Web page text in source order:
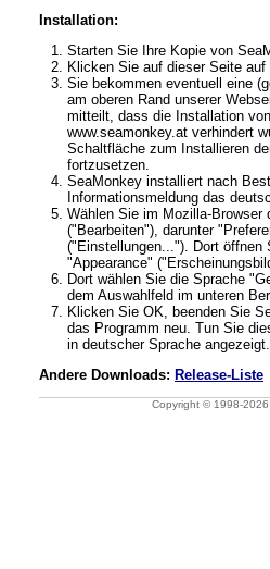
Installation:
Starten Sie Ihre Kopie von
Klicken Sie auf dieser Seite
Sie bekommen eventuell eine
am oberen Rand unserer
mitteilt, dass die Installation
www.seamonkey.at verhindert
Schaltfläche zum Installieren
fortzusetzen.
SeaMonkey installiert nach
Informationsmeldung das
Wählen Sie im Mozilla-Browser
("Bearbeiten"), darunter
("Einstellungen..."). Dort öffnen
"Appearance"
Dort wählen Sie die Sprache
dem Auswahlfeld im unteren
Klicken Sie OK, beenden Sie
das Programm neu. Tun Sie
in deutscher Sprache angezeigt.
Andere Downloads: Release-Liste
Copyright © 1998-